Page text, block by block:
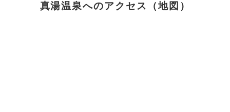
真湯温泉へのアクセス（地図）